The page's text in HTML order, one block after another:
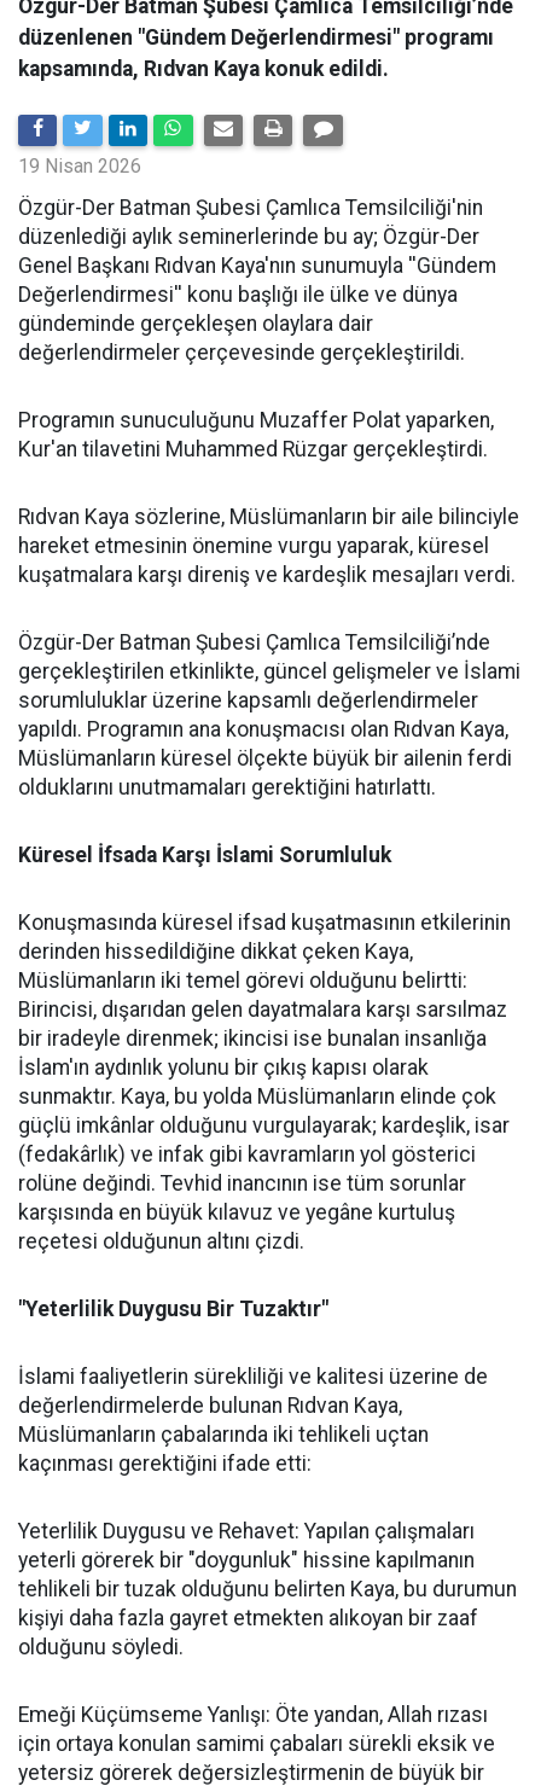
Özgür-Der Batman Şubesi Çamlıca Temsilciliği’nde
düzenlenen "Gündem Değerlendirmesi" programı
kapsamında, Rıdvan Kaya konuk edildi.
19 Nisan 2026
​Özgür-Der Batman Şubesi Çamlıca Temsilciliği'nin
düzenlediği aylık seminerlerinde bu ay; Özgür-Der
Genel Başkanı Rıdvan Kaya'nın sunumuyla ''Gündem
Değerlendirmesi'' konu başlığı ile ülke ve dünya
gündeminde gerçekleşen olaylara dair
değerlendirmeler çerçevesinde gerçekleştirildi.
Programın sunuculuğunu Muzaffer Polat yaparken,
Kur'an tilavetini Muhammed Rüzgar gerçekleştirdi.
Rıdvan Kaya sözlerine, Müslümanların bir aile bilinciyle
hareket etmesinin önemine vurgu yaparak, küresel
kuşatmalara karşı direniş ve kardeşlik mesajları verdi.
Özgür-Der Batman Şubesi Çamlıca Temsilciliği’nde
gerçekleştirilen etkinlikte, güncel gelişmeler ve İslami
sorumluluklar üzerine kapsamlı değerlendirmeler
yapıldı. Programın ana konuşmacısı olan Rıdvan Kaya,
Müslümanların küresel ölçekte büyük bir ailenin ferdi
olduklarını unutmamaları gerektiğini hatırlattı.
Küresel İfsada Karşı İslami Sorumluluk
Konuşmasında küresel ifsad kuşatmasının etkilerinin
derinden hissedildiğine dikkat çeken Kaya,
Müslümanların iki temel görevi olduğunu belirtti:
Birincisi, dışarıdan gelen dayatmalara karşı sarsılmaz
bir iradeyle direnmek; ikincisi ise bunalan insanlığa
İslam'ın aydınlık yolunu bir çıkış kapısı olarak
sunmaktır. Kaya, bu yolda Müslümanların elinde çok
güçlü imkânlar olduğunu vurgulayarak; kardeşlik, isar
(fedakârlık) ve infak gibi kavramların yol gösterici
rolüne değindi. Tevhid inancının ise tüm sorunlar
karşısında en büyük kılavuz ve yegâne kurtuluş
reçetesi olduğunun altını çizdi.
"Yeterlilik Duygusu Bir Tuzaktır"
İslami faaliyetlerin sürekliliği ve kalitesi üzerine de
değerlendirmelerde bulunan Rıdvan Kaya,
Müslümanların çabalarında iki tehlikeli uçtan
kaçınması gerektiğini ifade etti:
Yeterlilik Duygusu ve Rehavet: Yapılan çalışmaları
yeterli görerek bir "doygunluk" hissine kapılmanın
tehlikeli bir tuzak olduğunu belirten Kaya, bu durumun
kişiyi daha fazla gayret etmekten alıkoyan bir zaaf
olduğunu söyledi.
Emeği Küçümseme Yanlışı: Öte yandan, Allah rızası
için ortaya konulan samimi çabaları sürekli eksik ve
yetersiz görerek değersizleştirmenin de büyük bir